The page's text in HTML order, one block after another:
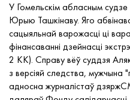
У Гомельскім абласным
Юрыю Ташкінаву. Яго
сацыяльнай варожасці ці
фінансаванні дзейнасці
2 КК). Справу вёў суддзя
з версіяй следства, мужчына
адносна журналістаў